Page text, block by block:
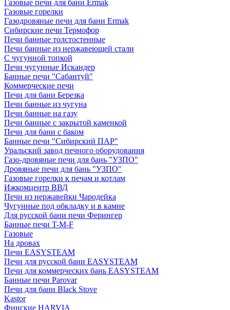
Газовые печи для бани Ermak
Газовые горелки
Газодровяные печи для бани Ermak
Сибирские печи Термофор
Печи банные толстостенные
Печи банные из нержавеющей стали
С чугунной топкой
Печи чугунные Искандер
Банные печи "Сабантуй"
Коммерческие печи
Печи для бани Березка
Печи банные из чугуна
Печи банные на газу
Печи банные с закрытой каменкой
Печи для бани с баком
Банные печи "Сибирский ПАР"
Уральский завод печного оборудования
Газо-дровяные печи для бань "УЗПО"
Дровяные печи для бань "УЗПО"
Газовые горелки к печам и котлам
Ижкомцентр ВВД
Печи из нержавейки Чародейка
Чугунные под обкладку и в камне
Для русской бани печи Ферингер
Банные печи T-M-F
Газовые
На дровах
Печи EASYSTEAM
Печи для русской бани EASYSTEAM
Печи для коммерческих бань EASYSTEAM
Банные печи Parovar
Печи для бани Black Stove
Kastor
Финские HARVIA